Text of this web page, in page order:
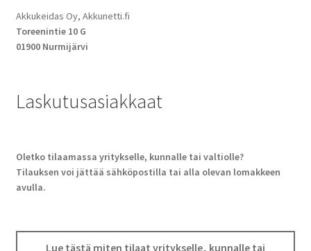
Akkukeidas Oy, Akkunetti.fi
Toreenintie 10 G
01900 Nurmijärvi
Laskutusasiakkaat
Oletko tilaamassa yritykselle, kunnalle tai valtiolle?
Tilauksen voi jättää sähköpostilla tai alla olevan lomakkeen
avulla.
Lue tästä miten tilaat yritykselle, kunnalle tai